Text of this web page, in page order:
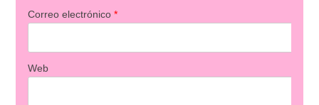
Correo electrónico *
Web